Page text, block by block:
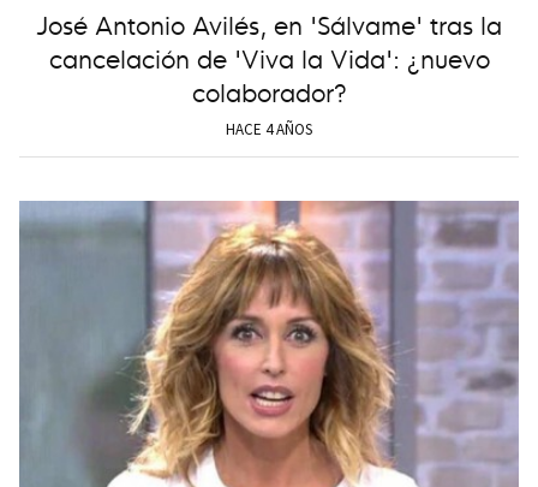
José Antonio Avilés, en 'Sálvame' tras la
cancelación de 'Viva la Vida': ¿nuevo
colaborador?
HACE 4 AÑOS